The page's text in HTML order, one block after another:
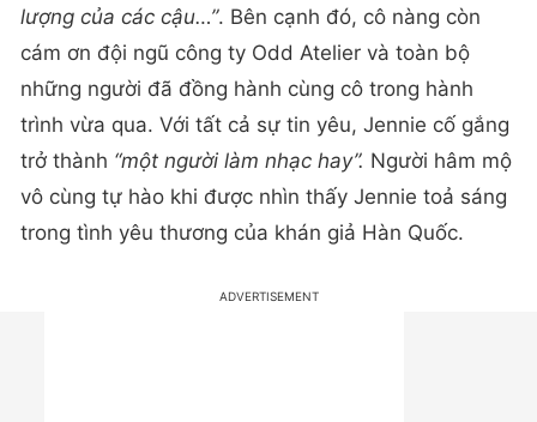
lượng của các cậu…”. Bên cạnh đó, cô nàng còn
cám ơn đội ngũ công ty Odd Atelier và toàn bộ
những người đã đồng hành cùng cô trong hành
trình vừa qua. Với tất cả sự tin yêu, Jennie cố gắng
trở thành “một người làm nhạc hay”. Người hâm mộ
vô cùng tự hào khi được nhìn thấy Jennie toả sáng
trong tình yêu thương của khán giả Hàn Quốc.